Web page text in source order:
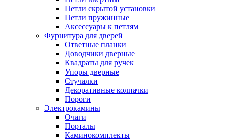
Петли скрытой установки
Петли пружинные
Аксессуары к петлям
Фурнитура для дверей
Ответные планки
Доводчики дверные
Квадраты для ручек
Упоры дверные
Стучалки
Декоративные колпачки
Пороги
Электрокамины
Очаги
Порталы
Каминокомплекты